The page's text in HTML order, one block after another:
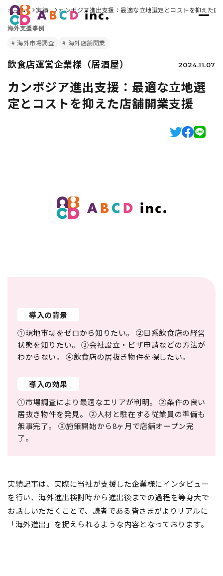
ホーム 実績 カンボジア進出支援：最適な立地選定とコストを抑えた店
2024.11.07
海外支援事例
海外市場調査 海外店舗開業
飲食店運営企業様（居酒屋）
カンボジア進出支援：最適な立地選
定とコストを抑えた店舗開業支援
導入の背景
①現地市場をゼロから知りたい。 ②日系飲食店の経営
状態を知りたい。 ③会社設立・ビザ申請などの方法が
わからない。 ④飲食店の居抜き物件を探したい。
導入の効果
①市場調査により最適なエリアが判明。 ②条件の良い
居抜き物件を発見。 ②人材と駐在する従業員の準備も
無事完了。 ③施策開始から8ヶ月で店舗オープン完
了。
実績記事は、実際に当社が支援した企業様にインタビュー
を行い、海外進出検討時から進出後までの過程を等身大で
お話しいただくことで、読者である皆さまがよりリアルに
「海外進出」を捉えられるような内容となっております。